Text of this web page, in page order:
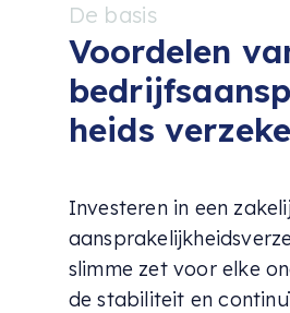
De basis
Voordelen
heids
Investeren in een
slimme zet voor elke
de stabiliteit en